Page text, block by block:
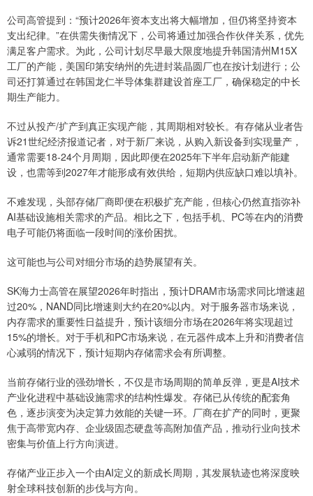
公司高管提到：“预计2026年资本支出将大幅增加，但仍将坚持资本
支出纪律。”在供需失衡情况下，公司将通过加强合作伙伴关系，优先
满足客户需求。为此，公司计划尽早最大限度地提升韩国清州M15X
工厂的产能，美国印第安纳州的先进封装晶圆厂也在按计划进行；公
司还打算通过在韩国龙仁半导体集群建设首座工厂，确保稳定的中长
期生产能力。
不过从投产/扩产到真正实现产能，其周期相对较长。有存储从业者告
诉21世纪经济报道记者，对于新厂来说，从购入新设备到实现量产，
通常需要18-24个月周期，因此即便在2025年下半年启动新产能建
设，也需等到2027年才能形成有效供给，短期内供应缺口难以填补。
不难发现，头部存储厂商即便在积极扩充产能，但核心仍然直指弥补
AI基础设施相关需求的产品。相比之下，包括手机、PC等在内的消费
电子可能仍将面临一段时间的涨价困扰。
这可能也与公司对细分市场的趋势展望有关。
SK海力士高管在展望2026年时指出，预计DRAM市场需求同比增速超
过20%，NAND同比增速则大约在20%以内。对于服务器市场来说，
内存需求的重要性日益提升，预计该细分市场在2026年将实现超过
15%的增长。对于手机和PC市场来说，在元器件成本上升和消费者信
心减弱的情况下，预计短期内存储需求会有所调整。
当前存储行业的强劲增长，不仅是市场周期的简单反弹，更是AI技术
产业化进程中基础设施需求的结构性爆发。存储已从传统的配套角
色，逐步演变为决定算力效能的关键一环。厂商在扩产的同时，更聚
焦于高带宽内存、企业级固态硬盘等高附加值产品，推动行业向技术
密集与价值上行方向演进。
存储产业正步入一个由AI定义的新成长周期，其发展轨迹也将深度映
射全球科技创新的步伐与方向。